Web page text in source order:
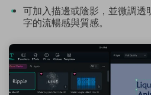
可加入描邊或陰影，並微調透
字的流暢感與質感。